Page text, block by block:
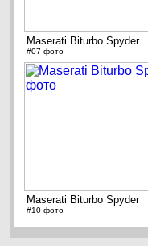
Maserati Biturbo Spyder
#07 фото
Maserati Biturbo Spyder
#10 фото